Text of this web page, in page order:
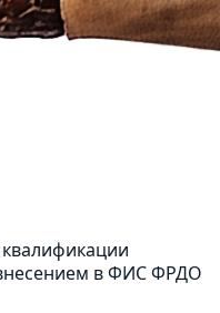
в ФИС ФРДО